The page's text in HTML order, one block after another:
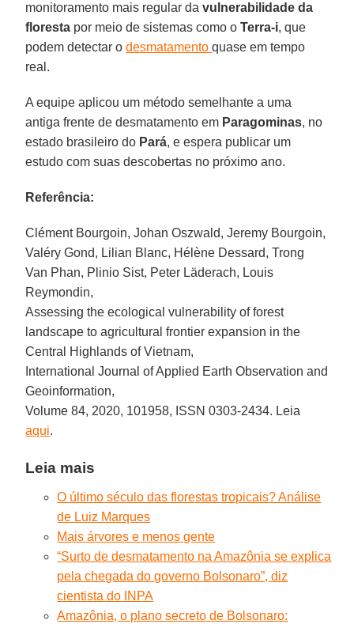
monitoramento mais regular davulnerabilidade da
floresta por meio de sistemas como oTerra-i, que
podem detectar odesmatamentoquase em tempo
real.
A equipe aplicou um método semelhante a uma
antiga frente de desmatamento em Paragominas, no
estado brasileiro do Pará, e espera publicar um
estudo com suas descobertas no próximo ano.
Referência:
Clément Bourgoin, Johan Oszwald, Jeremy Bourgoin,
Valéry Gond, Lilian Blanc, Hélène Dessard, Trong
Van Phan, Plinio Sist, Peter Läderach, Louis
Reymondin,
Assessing the ecological vulnerability of forest
landscape to agricultural frontier expansion in the
Central Highlands of Vietnam,
International Journal of Applied Earth Observation and
Geoinformation,
Volume 84, 2020, 101958, ISSN 0303-2434. Leia
aqui.
Leia mais
O último século das florestas tropicais? Análise
de Luiz Marques
Mais árvores e menos gente
“Surto de desmatamento na Amazônia se explica
pela chegada do governo Bolsonaro”, diz
cientista do INPA
Amazônia, o plano secreto de Bolsonaro: